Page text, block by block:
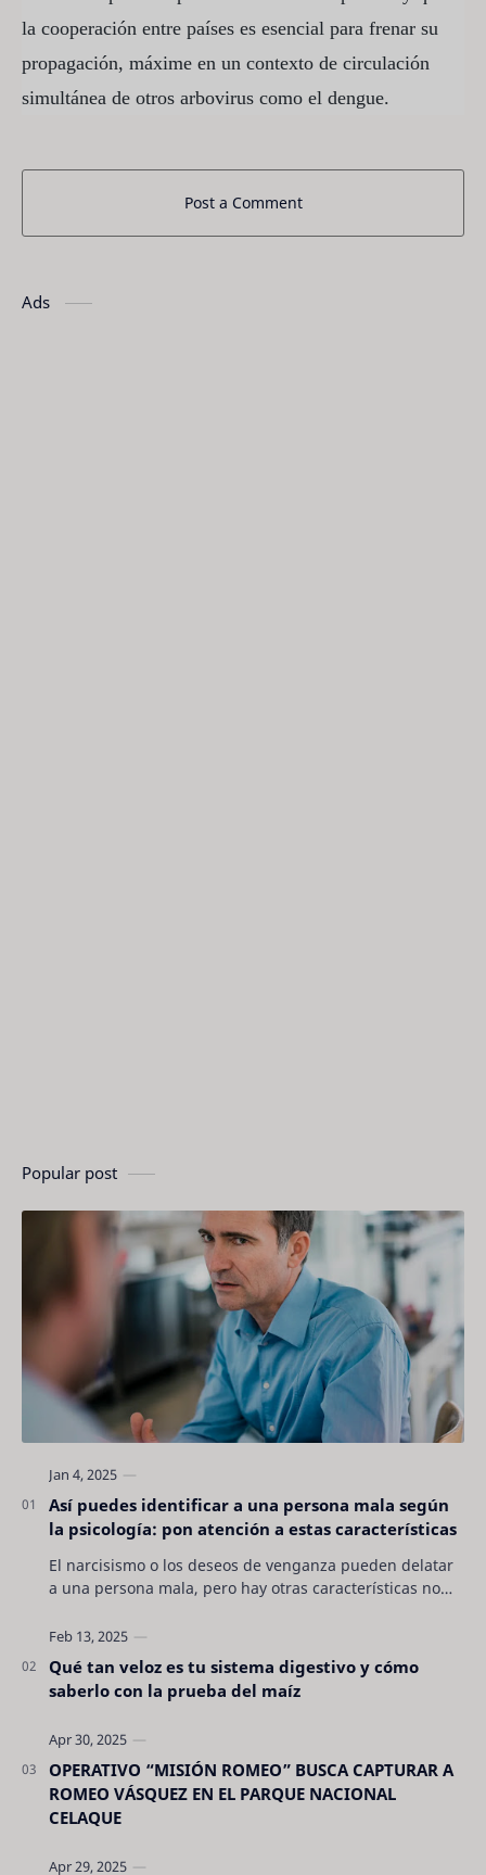
la cooperación entre países es esencial para frenar su
propagación, máxime en un contexto de circulación
simultánea de otros arbovirus como el dengue.
Post a Comment
Ads
Popular post
Así puedes identificar a una persona mala según
la psicología: pon atención a estas características
El narcisismo o los deseos de venganza pueden delatar
a una persona mala, pero hay otras características no
Qué tan veloz es tu sistema digestivo y cómo
saberlo con la prueba del maíz
OPERATIVO “MISIÓN ROMEO” BUSCA CAPTURAR A
ROMEO VÁSQUEZ EN EL PARQUE NACIONAL
CELAQUE